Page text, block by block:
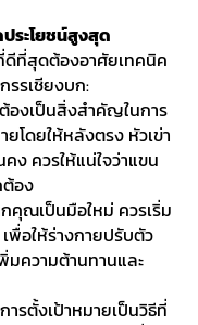
ประโยชน์สูงสุด
ดีที่สุดต้องอาศัยเทคนิค
รรเชียงบก:
องเป็นสิ่งสำคัญในการ
โดยให้หลังตรง หัวเข่า
ง ควรให้แน่ใจว่าแขน
ต้อง
คุณเป็นมือใหม่ ควรเริ่ม
พื่อให้ร่างกายปรับตัว
มความต้านทานและ
ารตั้งเป้าหมายเป็นวิธีที่